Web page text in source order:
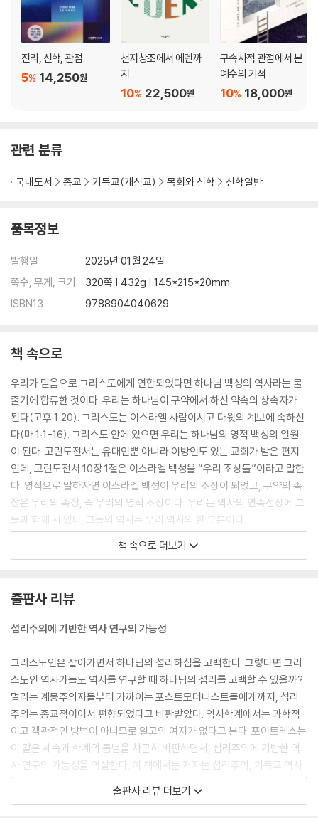
PART 5 역사를 생각하는 방법에 관한 대안적 견해: 그리스도인 사이에
22 역사 기술의 다섯 가지 형태
26 섭리주의에 대한 추가 고찰
부록: 마크 놀이 말하는 섭리
진리, 신학, 관점
14,250원
5%
천지창조에서 에덴까
지
22,500원
10%
구속사적 관점에서 본
예수의 기적
18,000원
10%
관련 분류
국내도서 종교 기독교(개신교) 목회와 신학 신학일반
품목정보
발행일
2025년 01월 24일
쪽수, 무게, 크기
320쪽 | 432g | 145*215*20mm
ISBN13
9788904040629
책 속으로
우리가 믿음으로 그리스도에게 연합되었다면 하나님 백성의 역사라는 물
줄기에 합류한 것이다. 우리는 하나님이 구약에서 하신 약속의 상속자가
된다(고후 1:20). 그리스도는 이스라엘 사람이시고 다윗의 계보에 속하신
다(마 1:1-16). 그리스도 안에 있으면 우리는 하나님의 영적 백성의 일원
이 된다. 고린도전서는 유대인뿐 아니라 이방인도 있는 교회가 받은 편지
인데, 고린도전서 10장 1절은 이스라엘 백성을 “우리 조상들”이라고 말한
다. 영적으로 말하자면 이스라엘 백성이 우리의 조상이 되었고, 구약의 족
장은 우리의 족장, 즉 우리의 영적 조상이다. 우리는 역사의 연속선상에 그
들과 함께 서 있다. 그들의 역사는 우리 역사의 한 부분이다.
--- 「1. 역사의 중요성」 중에서
이 특정 조각을 선택한 이유는 무엇인가? … 적절한 양의 정보를 이용할 수
있더라도 아주 적은 분량만 들어갈 수 있다. 제2차 세계대전에 관해서라
는가, 아니면 몇 가지를 조합한 역사가 되겠는가? 그러고 나서 작가는 어
떤 식으로 전체 논의의 체계를 잡아서 독자가 전체 내용을 일관성 있게 이
해하게 하겠는가? 역사의 조각이 사건을 차례대로 나열하는 단순한 연대
기보다 흥미로우려면 전체에 대한 감이 있어야 한다. 우리는 역사에서 의
미를 찾고자 갈망한다. 그런데 하나님만이 전체를 아시는 분이라면, 이 의
미는 무엇인가?
--- 「2. 역사 경험」 중에서
사람들을 암흑의 왕국과 빛의 왕국으로 나누면 우리가 역사에 관해 생각하
는 데 영향을 미친다. 사람들은 하나님 편이나 하나님 반대편 중 하나에 속
책 속으로 더보기
출판사 리뷰
섭리주의에 기반한 역사 연구의 가능성
그리스도인은 살아가면서 하나님의 섭리하심을 고백한다. 그렇다면 그리
스도인 역사가들도 역사를 연구할 때 하나님의 섭리를 고백할 수 있을까?
멀리는 계몽주의자들부터 가까이는 포스트모더니스트들에게까지, 섭리
주의는 종교적이어서 편향되었다고 비판받았다. 역사학계에서는 과학적
이고 객관적인 방법이 아니므로 일고의 여지가 없다고 본다. 포이트레스는
이 같은 세속과 학계의 통념을 차근히 비판하면서, 섭리주의에 기반한 역
사 연구의 가능성을 역설한다. 이 책에서는 저자는 섭리주의, 기독교 역사
학, 하나님의 목적, 성경 역사의 4가지 기본 단계(창조, 타락, 구원, 완성)
를 탐색한다. 독자는 이 책을 읽으며 역사를 보는 시각과 방법을 정돈하고,
출판사 리뷰 더보기